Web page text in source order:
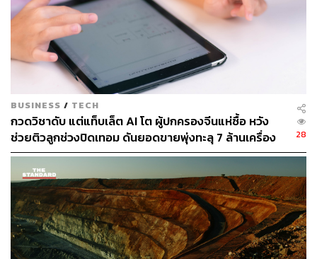
อิทธิพลทุนจีนที่แผ่ขยายในภาคเกษตร
การยืมชื่อทำธุรกิจเป็นปัญหาเรื้อรังที่ทวีความรุนแรงขึ้นใน
ช่วงไม่กี่ปีที่ผ่านมา ตามการขยายอิทธิพลของจีน โดย Nikkei
Asia ระบุว่า ณ เดือนพฤศจิกายน 2025 จำนวนใบอนุญาต
ทำงานที่ออกให้ชาวจีนเพิ่มขึ้นกว่าเท่าตัวเมื่อเทียบกับ 5 ปี
ขณะที่การลงทุนโดยตรงจากจีนที่ไทยอนุมัติเมื่อปีก่อนทำ
สถิติสูงสุดที่ 1.981 แสนล้านบาท เพิ่มขึ้น 14% จากปี 2024
ด้าน สิทธิพล เลาหะวานิช สส. พรรคประชาชน ระบุกับ
BUSINESS / TECH
กวดวิชาดับ แต่แท็บเล็ต AI โต ผู้ปกครองจีนแห่ซื้อ หวัง
ช่วยติวลูกช่วงปิดเทอม ดันยอดขายพุ่งทะลุ 7 ล้านเครื่อง
28